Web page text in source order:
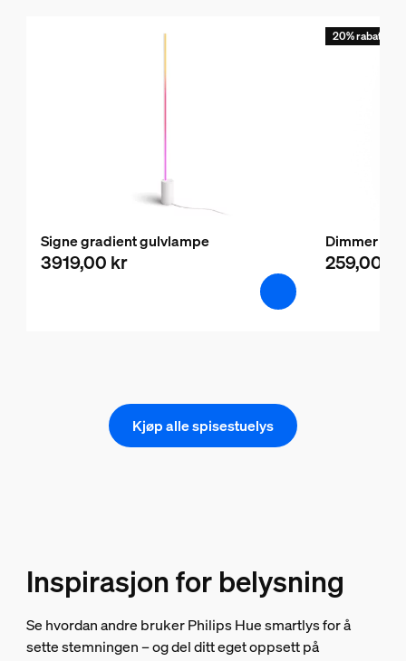
Signe gradient gulvlampe
3919,00 kr
20% rabatt
Dimmer
259,00 kr
Kjøp alle spisestuelys
Inspirasjon for belysning
Se hvordan andre bruker Philips Hue smartlys for å
sette stemningen – og del ditt eget oppsett på